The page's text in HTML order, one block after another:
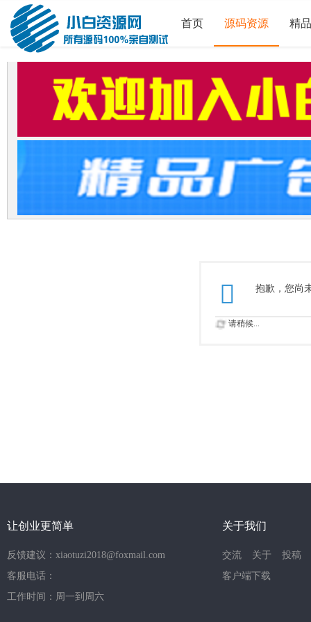
首页 源码资源 精
抱歉，您尚
请稍候...
让创业更简单
反馈建议：xiaotuzi2018@foxmail.com
客服电话：
工作时间：周一到周六
关于我们
交流 关于
投稿
客户端下载